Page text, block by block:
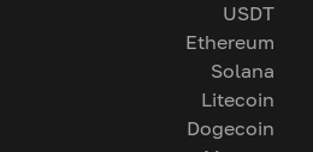
USDT
Ethereum
Solana
Litecoin
Dogecoin